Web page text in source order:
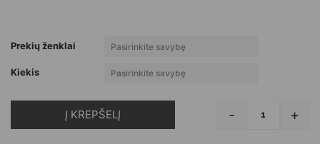
Prekių ženklai
Kiekis
produkto
- +
Į KREPŠELĮ